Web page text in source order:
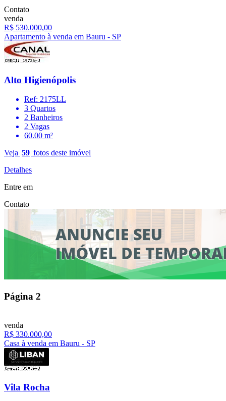
Contato
venda
R$ 530.000,00
Apartamento à venda em Bauru - SP
Alto Higienópolis
Ref: 2175LL
3 Quartos
2 Banheiros
2 Vagas
60.00 m²
Veja 59 fotos deste imóvel
Detalhes
Entre em
Contato
Página 2
venda
R$ 330.000,00
Casa à venda em Bauru - SP
Vila Rocha